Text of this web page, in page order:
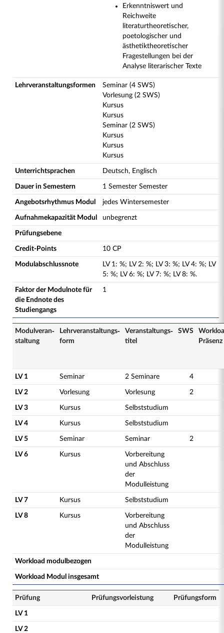
Erkenntniswert und
Reichweite
literaturtheoretischer,
poetologischer und
ästhetiktheoretischer
Fragestellungen bei der
Analyse literarischer Texte
Lehrveranstaltungsformen
Seminar (4 SWS)
Vorlesung (2 SWS)
Kursus
Kursus
Seminar (2 SWS)
Kursus
Kursus
Kursus
Unterrichtsprachen Deutsch, Englisch
Dauer in Semestern 1 Semester Semester
Angebotsrhythmus Modul jedes Wintersemester
Aufnahmekapazität Modul unbegrenzt
Prüfungsebene
Credit-Points 10 CP
Modulabschlussnote LV 1: %; LV 2: %; LV 3: %; LV 4: %; LV
5: %; LV 6: %; LV 7: %; LV 8: %.
Faktor der Modulnote für
die Endnote des
Studiengangs
1
Modulveran­
staltung
Lehrveranstaltungs­
form
Veranstaltungs­
titel
SWS
Präsenz
LV 1 Seminar 2 Seminare 4
LV 2 Vorlesung Vorlesung 2
LV 3 Kursus Selbststudium
LV 4 Kursus Selbststudium
LV 5 Seminar Seminar 2
LV 6 Kursus
Vorbereitung
und Abschluss
der
Modulleistung
LV 7 Kursus Selbststudium
LV 8 Kursus
Vorbereitung
und Abschluss
der
Modulleistung
Workload modulbezogen
Workload Modul insgesamt
Prüfung Prüfungsvorleistung Prüfungsform
LV 1
LV 2